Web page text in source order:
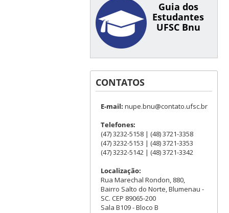
Guia dos
Estudantes
UFSC Bnu
CONTATOS
E-mail: nupe.bnu@contato.ufsc.br
Telefones:
(47) 3232-5158 | (48) 3721-3358
(47) 3232-5153 | (48) 3721-3353
(47) 3232-5142 | (48) 3721-3342
Localização:
Rua Marechal Rondon, 880,
Bairro Salto do Norte, Blumenau -
SC. CEP 89065-200
Sala B109 - Bloco B